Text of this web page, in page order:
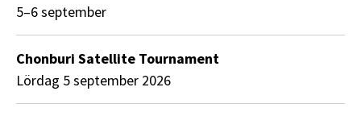
5–6 september
Chonburi Satellite Tournament
lördag 5 september 2026